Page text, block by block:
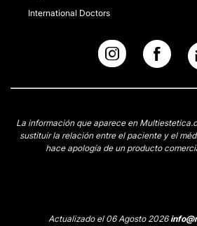
International Doctors
La información que aparece en
sustituir la relación entre el paciente y el
hace apología de un producto
Actualizado el 06 Agosto 2026